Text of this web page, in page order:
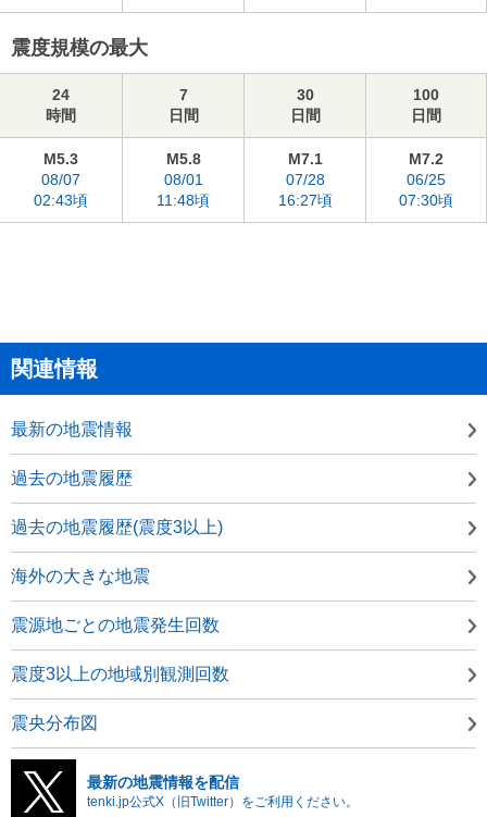
震度規模の最大
24
時間
7
日間
30
日間
100
日間
M5.3
08/07
02:43頃
M5.8
08/01
11:48頃
M7.1
07/28
16:27頃
M7.2
06/25
07:30頃
関連情報
最新の地震情報
過去の地震履歴
過去の地震履歴(震度3以上)
海外の大きな地震
震源地ごとの地震発生回数
震度3以上の地域別観測回数
震央分布図
最新の地震情報を配信
tenki.jp公式X（旧Twitter）をご利用ください。